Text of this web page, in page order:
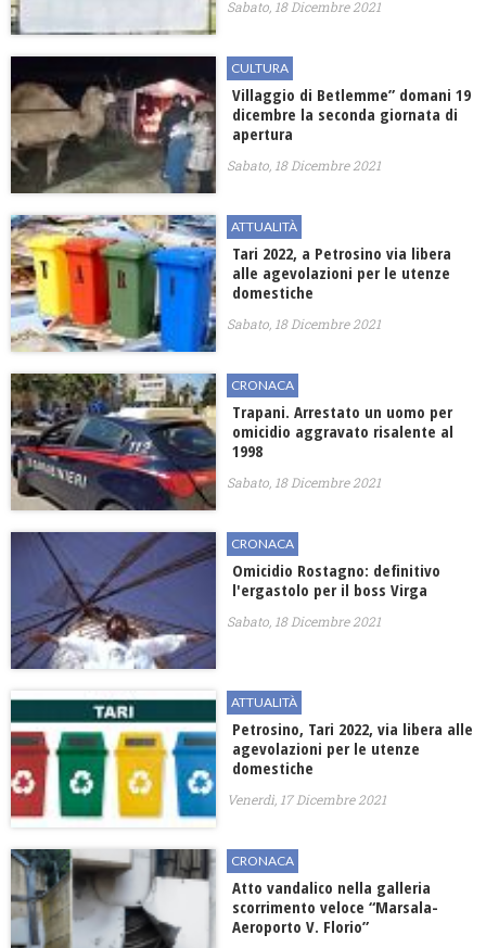
Sabato, 18 Dicembre 2021
CULTURA
Villaggio di Betlemme” domani 19
dicembre la seconda giornata di
apertura
Sabato, 18 Dicembre 2021
ATTUALITÀ
Tari 2022, a Petrosino via libera
alle agevolazioni per le utenze
domestiche
Sabato, 18 Dicembre 2021
CRONACA
Trapani. Arrestato un uomo per
omicidio aggravato risalente al
1998
Sabato, 18 Dicembre 2021
CRONACA
Omicidio Rostagno: definitivo
l'ergastolo per il boss Virga
Sabato, 18 Dicembre 2021
ATTUALITÀ
Petrosino, Tari 2022, via libera alle
agevolazioni per le utenze
domestiche
Venerdì, 17 Dicembre 2021
CRONACA
Atto vandalico nella galleria
scorrimento veloce “Marsala-
Aeroporto V. Florio”